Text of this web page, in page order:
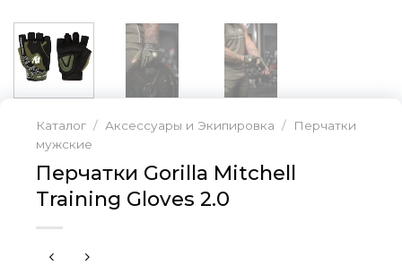
Каталог / Аксессуары и Экипировка /
Перчатки
мужские
Перчатки Gorilla Mitchell
Training Gloves 2.0